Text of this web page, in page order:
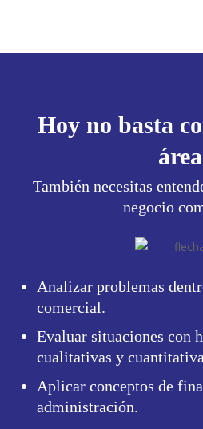
Hoy no basta
También necesitas
negocio
Analizar problemas
comercial.
Evaluar situaciones con
cualitativas y
Aplicar conceptos de
administración.